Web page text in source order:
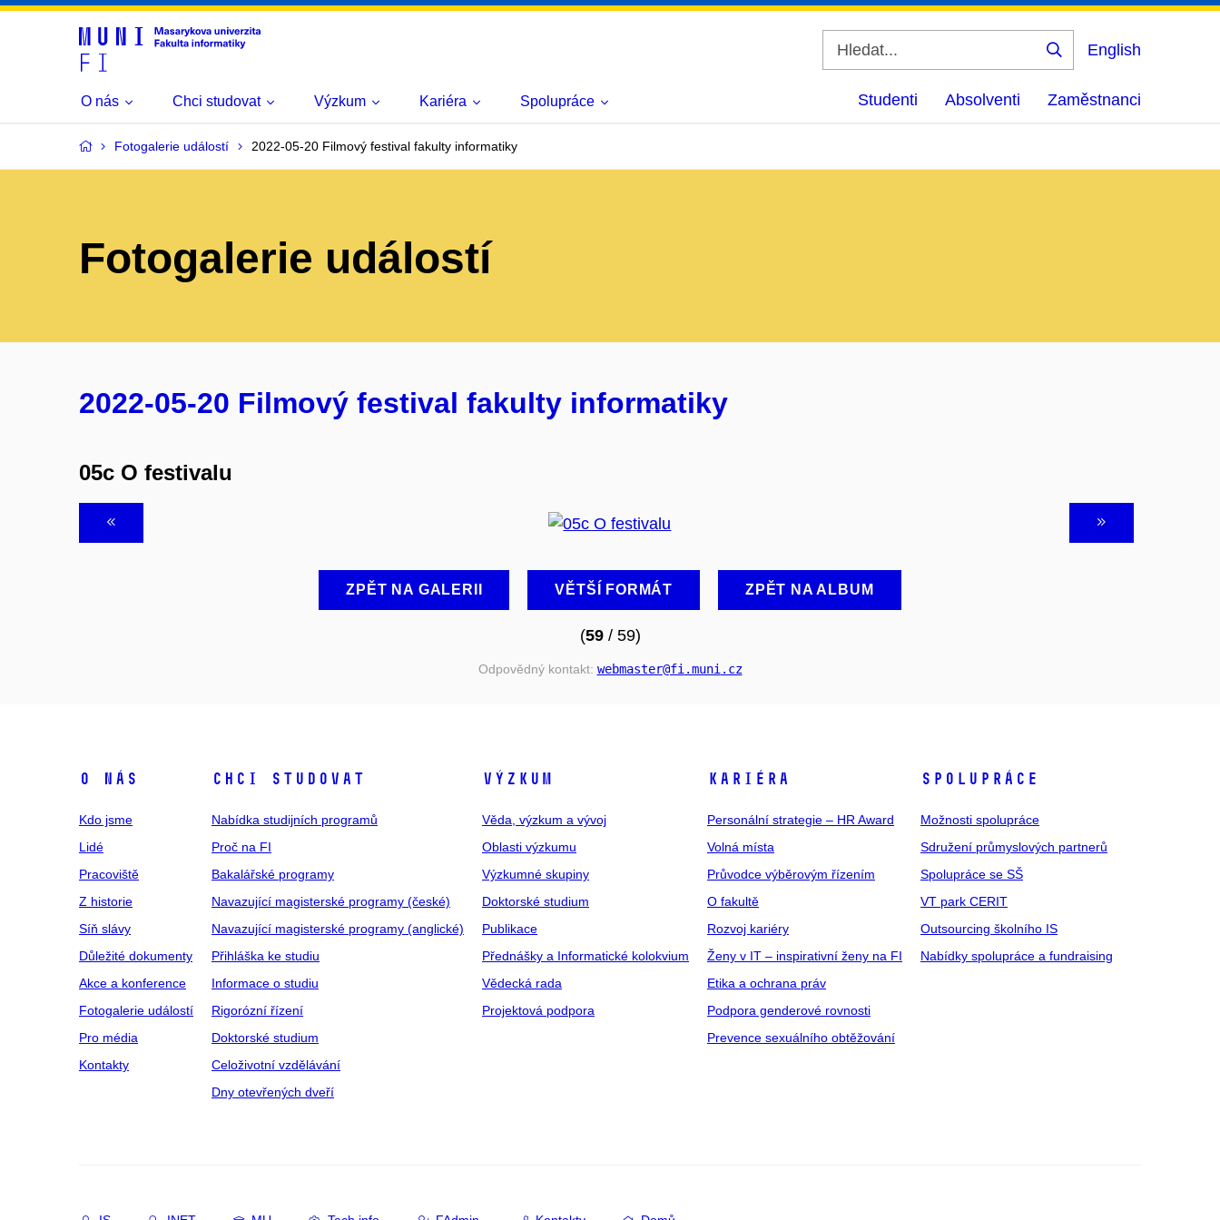
Vyhledat
English
O nás Chci studovat Výzkum Kariéra Spolupráce Studenti Absolventi Zaměstnanci
Fotogalerie událostí 2022-05-20 Filmový festival fakulty informatiky
Fotogalerie událostí
2022-05-20 Filmový festival fakulty informatiky
05c O festivalu
ZPĚT NA GALERII VĚTŠÍ FORMÁT ZPĚT NA ALBUM
(59/ 59)
Odpovědný kontakt: webmaster@fi .muni .cz
O NÁS
Kdo jsme
Lidé
Pracoviště
Z historie
Síň slávy
Důležité dokumenty
Akce a konference
Fotogalerie událostí
Pro média
Kontakty
CHCI STUDOVAT
Nabídka studijních programů
Proč na FI
Bakalářské programy
Navazující magisterské programy (české)
Navazující magisterské programy (anglické)
Přihláška ke studiu
Informace o studiu
Rigorózní řízení
Doktorské studium
Celoživotní vzdělávání
Dny otevřených dveří
VÝZKUM
Věda, výzkum a vývoj
Oblasti výzkumu
Výzkumné skupiny
Doktorské studium
Publikace
Přednášky a Informatické kolokvium
Vědecká rada
Projektová podpora
KARIÉRA
Personální strategie – HR Award
Volná místa
Průvodce výběrovým řízením
O fakultě
Rozvoj kariéry
Ženy v IT – inspirativní ženy na FI
Etika a ochrana práv
Podpora genderové rovnosti
Prevence sexuálního obtěžování
SPOLUPRÁCE
Možnosti spolupráce
Sdružení průmyslových partnerů
Spolupráce se SŠ
VT park CERIT
Outsourcing školního IS
Nabídky spolupráce a fundraising